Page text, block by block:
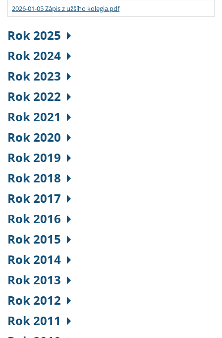
2026-01-05 Zápis z užšího kolegia.pdf
Rok 2025
Rok 2024
Rok 2023
Rok 2022
Rok 2021
Rok 2020
Rok 2019
Rok 2018
Rok 2017
Rok 2016
Rok 2015
Rok 2014
Rok 2013
Rok 2012
Rok 2011